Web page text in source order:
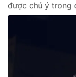
được chú ý trong